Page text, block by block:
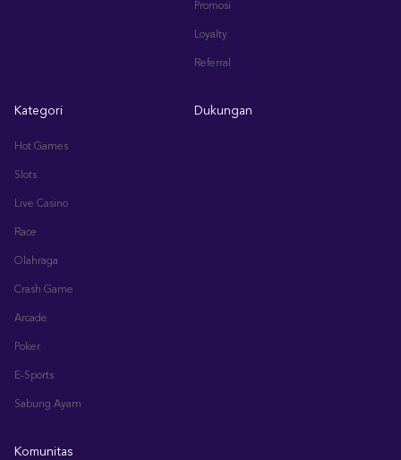
Promosi
Loyalty
Referral
Kategori
Hot Games
Slots
Live Casino
Race
Olahraga
Crash Game
Arcade
Poker
E-Sports
Sabung Ayam
Dukungan
Komunitas